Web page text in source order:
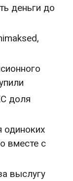
деньги до
доля
одиноких
вместе с
выслугу